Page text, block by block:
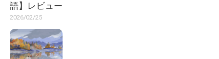
語】レビュー
2026/02/25